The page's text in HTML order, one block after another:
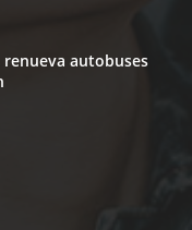
renueva autobuses